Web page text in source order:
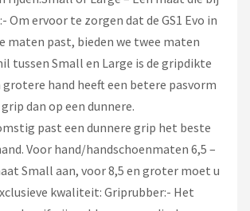
Om ervoor te zorgen dat de GS1 Evo in
maten past, bieden we twee maten
tussen Small en Large is de gripdikte
grotere hand heeft een betere pasvorm
dan op een dunnere.
past een dunnere grip het beste
Voor hand/handschoenmaten 6,5 –
Small aan, voor 8,5 en groter moet u
kwaliteit: Griprubber:- Het